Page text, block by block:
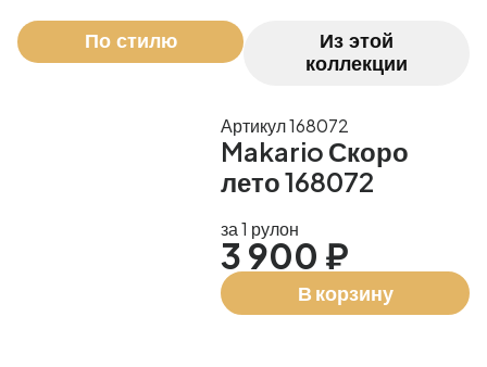
По стилю
Из этой
коллекции
Makario Скоро
лето 168072
Артикул 168072
за 1 рулон
3 900 ₽
В корзину